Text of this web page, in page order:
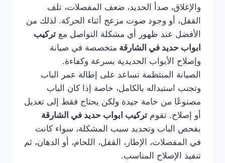
والإغلاق، صدأ الحديد، ضعف المفصلات، تلف
القفل، أو وجود صوت مزعج أثناء الحركة. لذلك من
الأفضل عند ظهور أي مشكلة التواصل مع تركيب
ابواب حديد في الشارقة متخصصة في صيانة
وإصلاح الأبواب الحديدية بسرعة وكفاءة.
الصيانة المنتظمة تساعد على إطالة عمر الباب
وتجنب استبداله بالكامل، خاصة إذا كان الباب
مصنوعًا من خامة جيدة ولكن يحتاج فقط إلى تعديل
أو إصلاح. تقوم تركيب ابواب حديد في الشارقة
بفحص الباب وتحديد سبب المشكلة، سواء كانت
في المفصلات، الإطار، القفل، اللحام، أو الدهان، ثم
تنفيذ الإصلاح المناسب.